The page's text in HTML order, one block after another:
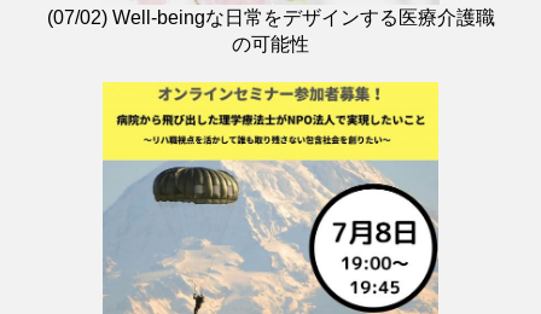
(07/02) Well-beingな日常をデザインする医療介護職
の可能性